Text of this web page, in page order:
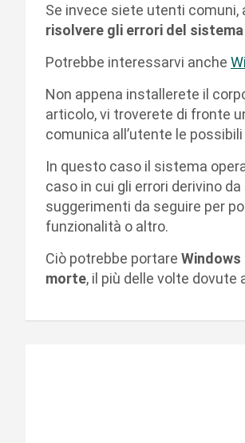
Se invece siete utenti comuni,
risolvere gli errori del
Potrebbe interessarvi anche
Non appena installerete il
articolo, vi troverete di fronte
comunica all’utente le
In questo caso il sistema
caso in cui gli errori derivino
suggerimenti da seguire per
funzionalità o altro.
Ciò potrebbe portare Windows
morte, il più delle volte dovute